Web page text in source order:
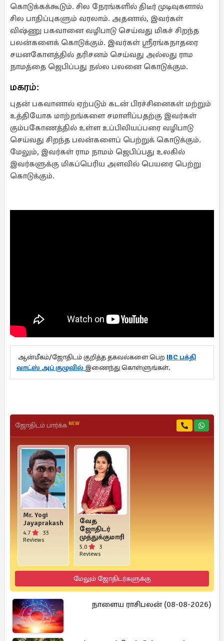
கொடுக்கக்கூடும். சில நேரங்களில் திடீர் முடிவுகளால்
சில பாதிப்புகளும் வரலாம். அதனால், இவர்கள்
விஷ்ணு பகவானை வழிபாடு செய்வது மிகச் சிறந்த
பலன்களைக் கொடுக்கும். இவர்கள் ஸ்ரீரங்கநாதரை
சயனகோளத்தில் தரிசனம் செய்வது அல்லது ராம
நாமத்தை ஜெபிப்பது நல்ல பலனை கொடுக்கும.
மகரம்:
புதன் பகவானால் ஏற்படும் கடன் பிரச்சினைகள் மற்றும்
உத்தியோக மாற்றங்களை சமாளிப்பதற்கு இவர்கள்
கும்பகோணத்தில் உள்ள உப்பிலியப்பரை வழிபாடு
செய்வது சிறந்த பலன்களைப் பெற்றுக் கொடுக்கும்.
மேலும், இவர்கள் ராம நாமம் ஜெபிப்பது உலகில்
இவர்களுக்கு மிகப்பெரிய அளவில் பெயரை பெற்று
கொடுக்கும்.
ஆன்மீகம்/ஜோதிடம் குறித்த தகவல்களை பெற IBC பக்தி
வாட்ஸ் அப் குழுவில் இணைந்து கொள்ளுங்கள்.
ஜோதிடம் பார்க்க NEW
Mr. Yogi
Jayaprakash
4.7
33
Reviews
வேத
ஜோதிடர்
முத்துக்குமாரி
5.0
3
Reviews
மேலும் ஜோதிடர்களுக்கு
நாளைய ராசிபலன் (08-08-2026)